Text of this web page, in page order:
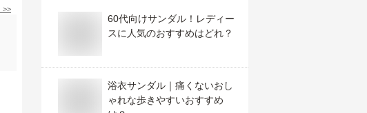
>>
60代向けサンダル！レディー
スに人気のおすすめはどれ？
浴衣サンダル｜痛くないおし
ゃれな歩きやすいおすすめ